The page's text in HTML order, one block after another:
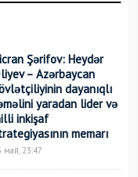
Şərifov: Heydər
– Azərbaycan
dayanıqlı
yaradan lider və
inkişaf
memarı
май, 23:47